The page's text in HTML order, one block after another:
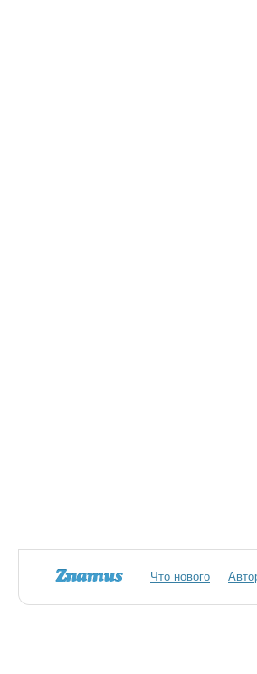
Что нового